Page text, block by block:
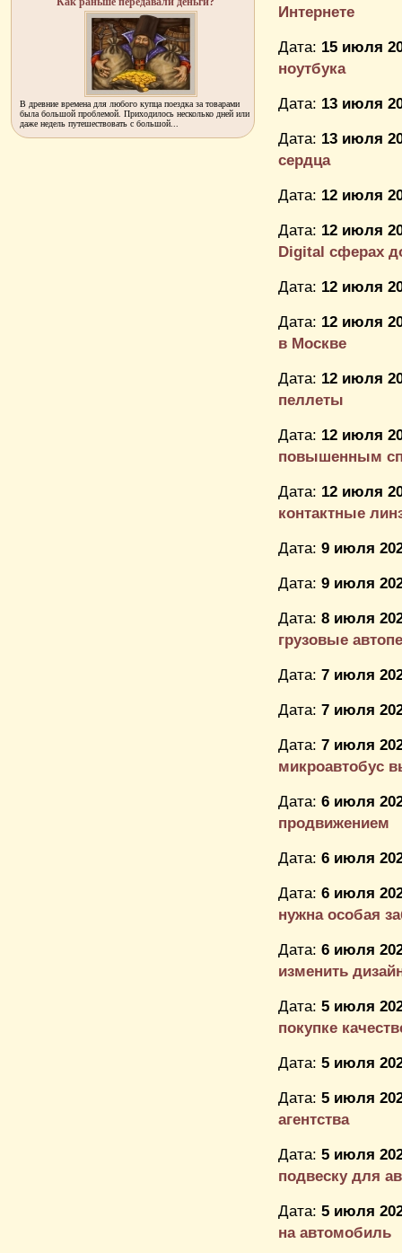
Интернете
Дата: 15 июля
ноутбука
Дата: 13 июля
Дата: 13 июля
сердца
Дата: 12 июля
Дата: 12 июля
Digital сферах
Дата: 12 июля
Дата: 12 июля
в Москве
Дата: 12 июля
пеллеты
Дата: 12 июля
повышенным
Дата: 12 июля
контактные
Дата: 9 июля
Дата: 9 июля
Дата: 8 июля
грузовые
Дата: 7 июля
Дата: 7 июля
Дата: 7 июля
микроавтобус
Дата: 6 июля
продвижением
Дата: 6 июля
Дата: 6 июля
нужна особая
Дата: 6 июля
изменить
Дата: 5 июля
покупке
Дата: 5 июля
Дата: 5 июля
агентства
Дата: 5 июля
подвеску для
Дата: 5 июля
на автомобиль
В древние времена для любого купца поездка за товарами
была большой проблемой. Приходилось несколько дней или
даже недель путешествовать с большой...